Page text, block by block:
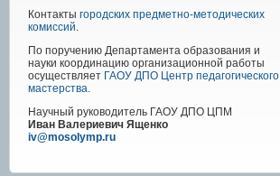
Контакты городских предметно-методических
комиссий.
По поручению Департамента образования и
науки координацию организационной работы
осуществляет ГАОУ ДПО Центр педагогического
мастерства.
Научный руководитель ГАОУ ДПО ЦПМ
Иван Валериевич Ященко
iv@mosolymp.ru